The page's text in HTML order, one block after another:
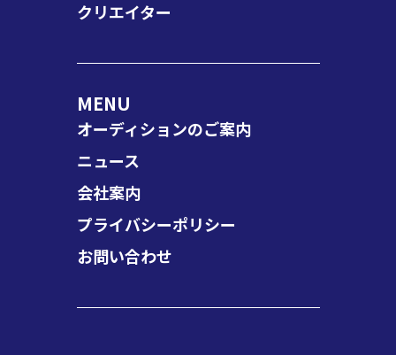
クリエイター
MENU
オーディションのご案内
ニュース
会社案内
プライバシーポリシー
お問い合わせ